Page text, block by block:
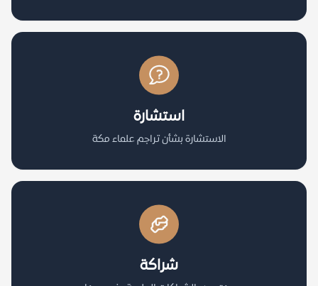
استشارة
الاستشارة بشأن تراجم علماء مكة
شراكة